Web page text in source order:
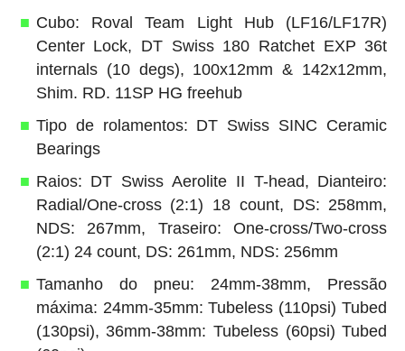
Cubo: Roval Team Light Hub (LF16/LF17R)
Center Lock, DT Swiss 180 Ratchet EXP 36t
internals (10 degs), 100x12mm & 142x12mm,
Shim. RD. 11SP HG freehub
Tipo de rolamentos: DT Swiss SINC Ceramic
Bearings
Raios: DT Swiss Aerolite II T-head, Dianteiro:
Radial/One-cross (2:1) 18 count, DS: 258mm,
NDS: 267mm, Traseiro: One-cross/Two-cross
(2:1) 24 count, DS: 261mm, NDS: 256mm
Tamanho do pneu: 24mm-38mm, Pressão
máxima: 24mm-35mm: Tubeless (110psi) Tubed
(130psi), 36mm-38mm: Tubeless (60psi) Tubed